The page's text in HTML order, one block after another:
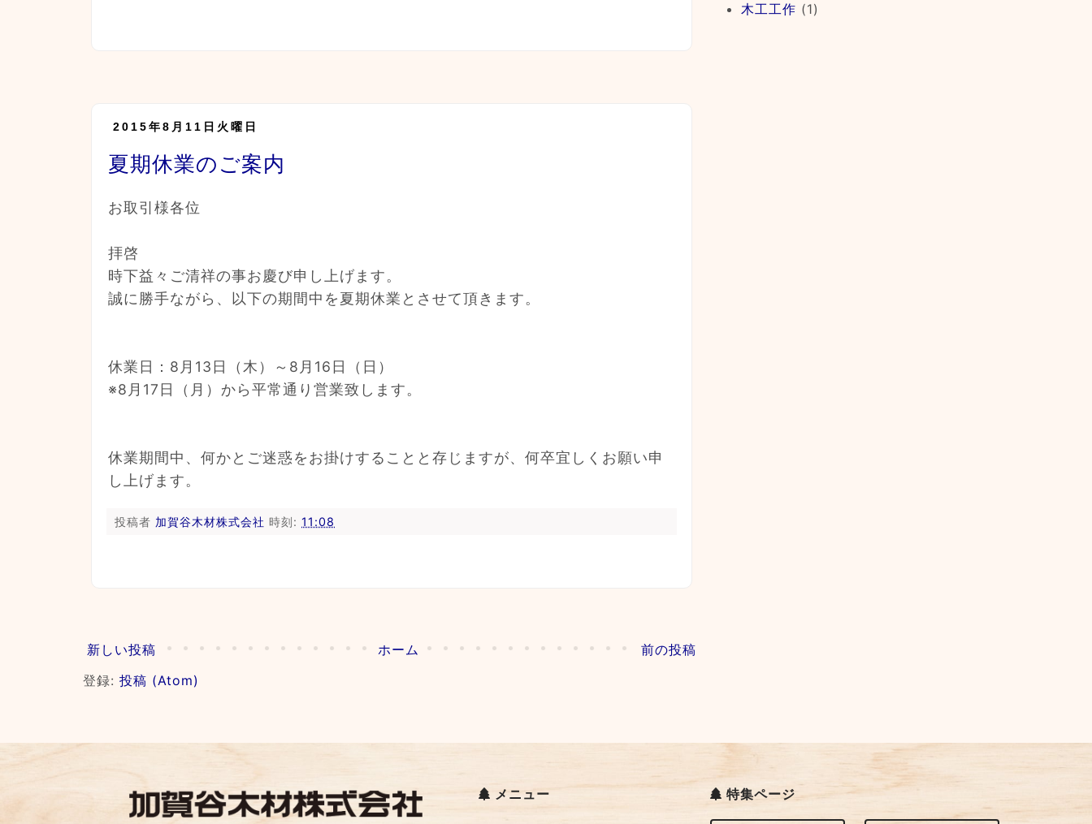
2015年8月11日火曜日
夏期休業のご案内
お取引様各位
拝啓
時下益々ご清祥の事お慶び申し上げます。
誠に勝手ながら、以下の期間中を夏期休業とさせて頂きます。
休業日：8月13日（木）～8月16日（日）
※8月17日（月）から平常通り営業致します。
休業期間中、何かとご迷惑をお掛けすることと存じますが、何卒宜しくお願い申
し上げます。
投稿者 加賀谷木材株式会社 時刻: 11:08
新しい投稿 前の投稿
ホーム
登録: 投稿 (Atom)
木工工作 (1)
メニュー 特集ページ